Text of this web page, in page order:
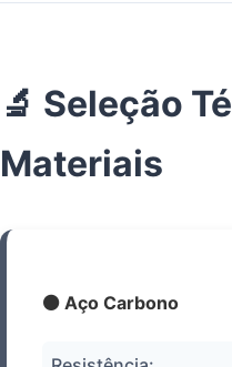
🔬 Seleção
Materiais
⚫ Aço Carbono